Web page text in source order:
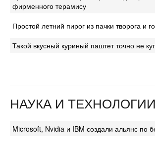
фирменного терамису
Простой летний пирог из пачки творога и
Такой вкусный куриный паштет точно не
НАУКА И ТЕХНОЛОГИИ
Microsoft, Nvidia и IBM создали альянс по